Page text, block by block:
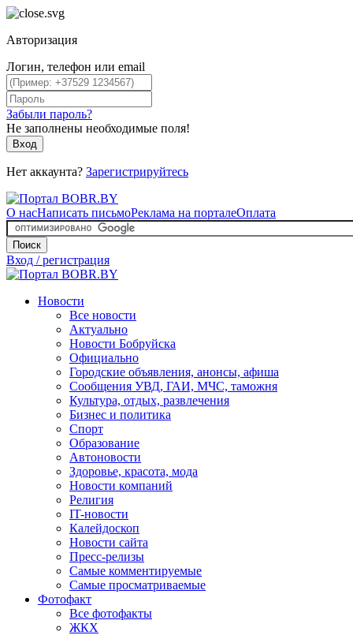
Авторизация
Логин, телефон или email
Забыли пароль?
Не заполнены необходимые поля!
Вход
Нет аккаунта? Зарегистрируйтесь
О насНаписать письмоРеклама на порталеОплата
Поиск
Вход / регистрация
Новости
Все новости
Актуально
Новости Бобруйска
Официально
Городские объявления, анонсы, афиша
Сообщения УВД, ГАИ, МЧС, таможня
Культура, отдых, развлечения
Бизнес и политика
Спорт
Образование
Автоновости
Здоровье, красота, мода
Новости компаний
Религия
IT-новости
Калейдоскоп
Новости сайта
Пресс-релизы
Самые комментируемые
Самые просматриваемые
Фотофакт
Все фотофакты
ЖКХ